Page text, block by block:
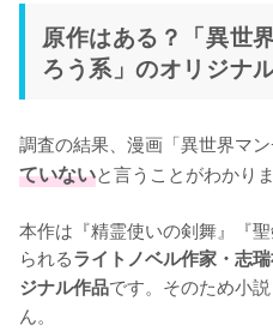
原作はある？「異世
ろう系」のオリジナ
調査の結果、漫画「異世界マ
ていないと言うことがわかりま
本作は『精霊使いの剣舞』『
られるライトノベル作家・志
ジナル作品です。そのため小
ん。